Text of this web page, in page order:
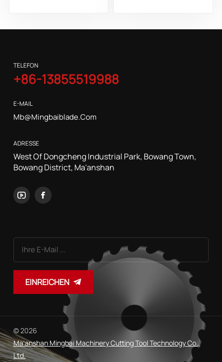
geeignet für
TELEFON
+86-13855519988
E-MAIL
Mb@mingbaiblade.com
ADRESSE
West Of Dongcheng Industrial Park, Bowang Town,
Bowang District, Ma'anshan
EINREICHEN
© 2026
Ma'anshan Mingbai Machinery Cutting Tool Technology Co.,
Ltd.